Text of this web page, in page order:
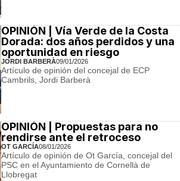
OPINIÓN | Vía Verde de la Costa
Dorada: dos años perdidos y una
oportunidad en riesgo
JORDI BARBERÀ09/01/2026
Artículo de opinión del concejal de ECP
Cambrils, Jordi Barberà
OPINIÓN | Propuestas para no
rendirse ante el retroceso
OT GARCÍA08/01/2026
Artículo de opinión de Ot García, concejal del
PSC en el Ayuntamiento de Cornellà de
Llobregat